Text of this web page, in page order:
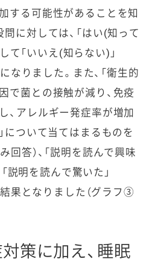
する可能性があることを知
問に対しては、「はい(知って
て「いいえ(知らない)」
なりました。また、「衛生的
で菌との接触が減り、免疫
、アレルギー発症率が増加
について当てはまるものを
回答）、「説明を読んで興味
「説明を読んで驚いた」
結果となりました（グラフ③
策に加え、睡眠